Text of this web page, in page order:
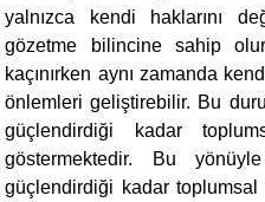
yalnızca kendi haklarını
gözetme bilincine sahip
kaçınırken aynı zamanda
önlemleri geliştirebilir. Bu
güçlendirdiği kadar
göstermektedir. Bu
güçlendirdiği kadar toplumsal